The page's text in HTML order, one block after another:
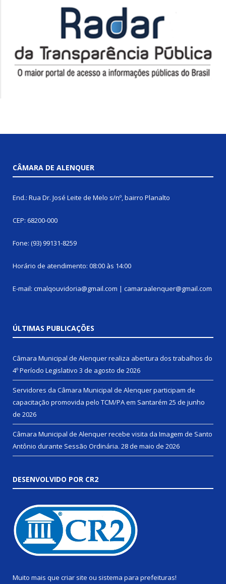
CÂMARA DE ALENQUER
End.: Rua Dr. José Leite de Melo s/nº, bairro Planalto
CEP: 68200-000
Fone: (93) 99131-8259
Horário de atendimento: 08:00 às 14:00
E-mail: cmalqouvidoria@gmail.com | camaraalenquer@gmail.com
ÚLTIMAS PUBLICAÇÕES
Câmara Municipal de Alenquer realiza abertura dos trabalhos do
4º Período Legislativo 3 de agosto de 2026
Servidores da Câmara Municipal de Alenquer participam de
capacitação promovida pelo TCM/PA em Santarém 25 de junho
de 2026
Câmara Municipal de Alenquer recebe visita da Imagem de Santo
Antônio durante Sessão Ordinária. 28 de maio de 2026
DESENVOLVIDO POR CR2
Muito mais que criar site ou sistema para prefeituras!